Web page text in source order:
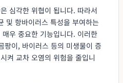
심각한 위협이 됩니다. 따라서
및 항바이러스 특성을 부여하는
우 중요한 기능입니다. 이러한
팡이, 바이러스 등의 미생물이 증
켜 교차 오염의 위험을 줄입니